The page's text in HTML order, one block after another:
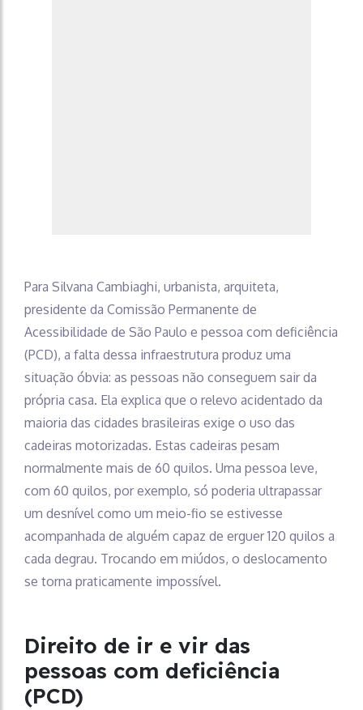
Para Silvana Cambiaghi, urbanista, arquiteta,
presidente da Comissão Permanente de
Acessibilidade de São Paulo e pessoa com deficiência
(PCD), a falta dessa infraestrutura produz uma
situação óbvia: as pessoas não conseguem sair da
própria casa. Ela explica que o relevo acidentado da
maioria das cidades brasileiras exige o uso das
cadeiras motorizadas. Estas cadeiras pesam
normalmente mais de 60 quilos. Uma pessoa leve,
com 60 quilos, por exemplo, só poderia ultrapassar
um desnível como um meio-fio se estivesse
acompanhada de alguém capaz de erguer 120 quilos a
cada degrau. Trocando em miúdos, o deslocamento
se torna praticamente impossível.
Direito de ir e vir das
pessoas com deficiência
(PCD)